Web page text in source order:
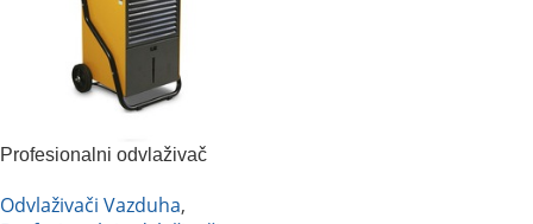
Profesionalni odvlaživač
Odvlaživači Vazduha,